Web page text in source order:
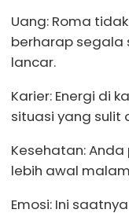
Uang: Roma
berharap segala
lancar.
Karier: Energi di
situasi yang sulit
Kesehatan:
lebih awal
Emosi: Ini